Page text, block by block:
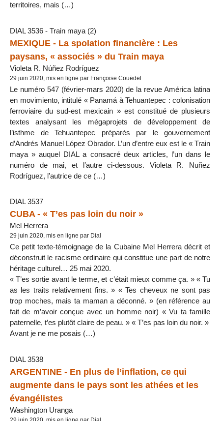
territoires, mais (…)
DIAL 3536 - Train maya (2)
MEXIQUE - La spolation financière : Les
paysans, « associés » du Train maya
Violeta R. Núñez Rodríguez
29 juin 2020, mis en ligne par Françoise Couëdel
Le numéro 547 (février-mars 2020) de la revue América latina
en movimiento, intitulé « Panamá à Tehuantepec : colonisation
ferroviaire du sud-est mexicain » est constitué de plusieurs
textes analysant les mégaprojets de développement de
l’isthme de Tehuantepec préparés par le gouvernement
d’Andrés Manuel López Obrador. L’un d’entre eux est le « Train
maya » auquel DIAL a consacré deux articles, l’un dans le
numéro de mai, et l’autre ci-dessous. Violeta R. Nuñez
Rodríguez, l’autrice de ce (…)
DIAL 3537
CUBA - « T’es pas loin du noir »
Mel Herrera
29 juin 2020, mis en ligne par Dial
Ce petit texte-témoignage de la Cubaine Mel Herrera décrit et
déconstruit le racisme ordinaire qui constitue une part de notre
héritage culturel… 25 mai 2020.
« T’es sortie avant le terme, et c’était mieux comme ça. » « Tu
as les traits relativement fins. » « Tes cheveux ne sont pas
trop moches, mais ta maman a déconné. » (en référence au
fait de m’avoir conçue avec un homme noir) « Vu ta famille
paternelle, t’es plutôt claire de peau. » « T’es pas loin du noir. »
Avant je ne me posais (…)
DIAL 3538
ARGENTINE - En plus de l’inflation, ce qui
augmente dans le pays sont les athées et les
évangélistes
Washington Uranga